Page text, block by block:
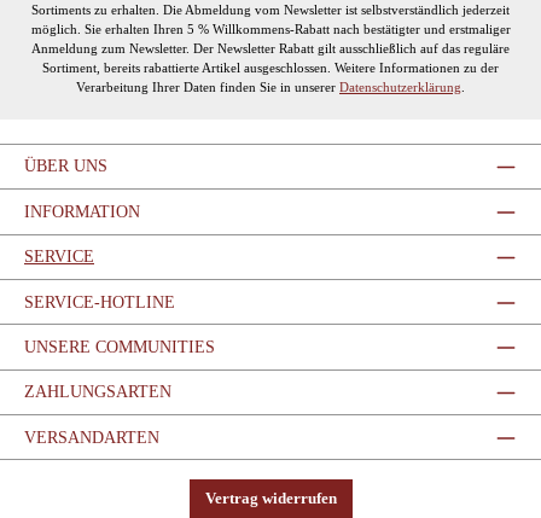
Sortiments zu erhalten. Die Abmeldung vom Newsletter ist selbstverständlich jederzeit
möglich. Sie erhalten Ihren 5 % Willkommens-Rabatt nach bestätigter und erstmaliger
Anmeldung zum Newsletter. Der Newsletter Rabatt gilt ausschließlich auf das reguläre
Sortiment, bereits rabattierte Artikel ausgeschlossen. Weitere Informationen zu der
Verarbeitung Ihrer Daten finden Sie in unserer Datenschutzerklärung
ÜBER UNS
INFORMATION
SERVICE
SERVICE-HOTLINE
UNSERE COMMUNITIES
ZAHLUNGSARTEN
VERSANDARTEN
Vertrag widerrufen